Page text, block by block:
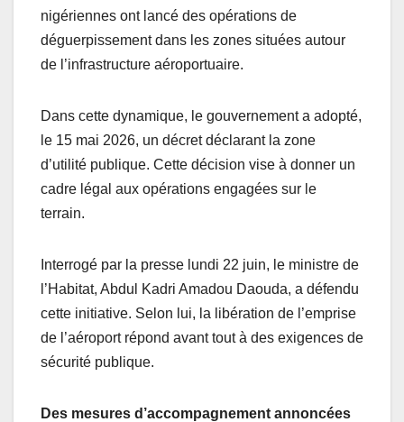
nigériennes ont lancé des opérations de
déguerpissement dans les zones situées autour
de l’infrastructure aéroportuaire.
Dans cette dynamique, le gouvernement a adopté,
le 15 mai 2026, un décret déclarant la zone
d’utilité publique. Cette décision vise à donner un
cadre légal aux opérations engagées sur le
terrain.
Interrogé par la presse lundi 22 juin, le ministre de
l’Habitat, Abdul Kadri Amadou Daouda, a défendu
cette initiative. Selon lui, la libération de l’emprise
de l’aéroport répond avant tout à des exigences de
sécurité publique.
Des mesures d’accompagnement annoncées